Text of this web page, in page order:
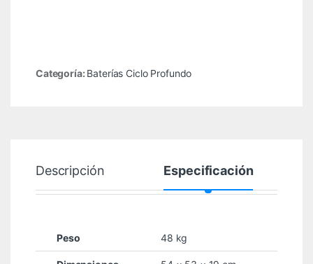
Categoría: Baterías Ciclo Profundo
Descripción Especificación
Peso 48 kg